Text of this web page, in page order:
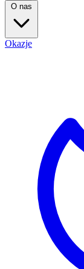
O nas
Okazje